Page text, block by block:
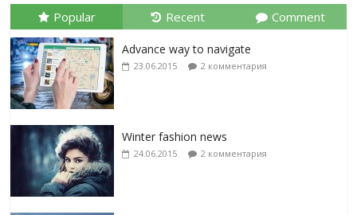
Popular Recent Comment
Advance way to navigate
23.06.2015 2 комментария
Winter fashion news
24.06.2015 2 комментария